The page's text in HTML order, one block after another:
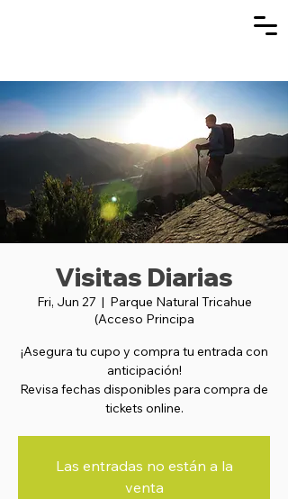
Visitas Diarias
Fri, Jun 27
  |
Parque Natural Tricahue
(Acceso Principa
¡Asegura tu cupo y compra tu entrada con
anticipación!
Revisa fechas disponibles para compra de
tickets online.
Las entradas no están a la
venta